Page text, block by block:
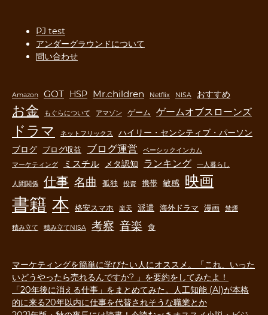
PJ test
アンダーグラウンドについて
問い合わせ
Amazon GOT HSP Mr.children Netflix NISA おすすめ
お金 もぐらについて アマゾン ゲーム ゲームオブスローンズ
ドラマ ネットフリックス
ハイリー・センシティブ・パーソン
ブログ
ブログ収益 ブログ運営
ベーシックインカム
マーケティング
ミスチル メタ認知 ランキング 一人暮らし
人間関係 仕事 名曲 孤独 投資 携帯 敏感 映画
書籍 本 格安スマホ 楽天 派遣 海外ドラマ 漫画 禁煙
積み立て 積み立てNISA 考察 音楽 食
マーケティングを簡単に学びたい人にオススメ。「これ、いった
いどうやったら売れるんですか? 」を要約をしてみたよ！
「20年後に消える仕事」をまとめてみた。人工知能 (AI)が本格
的に来る20年以内に仕事を代替されそうな職業とか